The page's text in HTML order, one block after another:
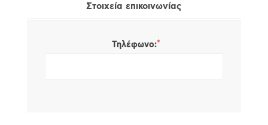
Στοιχεία επικοινωνίας
Τηλέφωνο:*